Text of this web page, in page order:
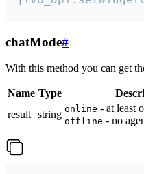
chatMode#
With this method you can get
Name Type
result string online - at least
offline - no